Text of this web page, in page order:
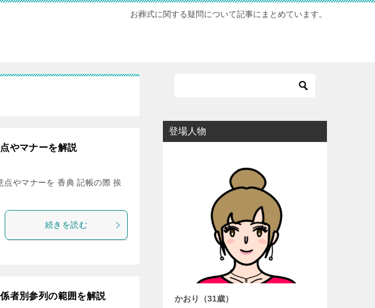
お葬式に関する疑問について記事にまとめています。
やマナーを解説
やマナーを 香典 記帳の際 挨
続きを読む
者別参列の範囲を解説
登場人物
かおり（31歳）